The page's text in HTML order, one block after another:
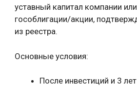
уставный капитал компании
гособлигации/акции,
из реестра.
Основные условия:
После инвестиций и 3